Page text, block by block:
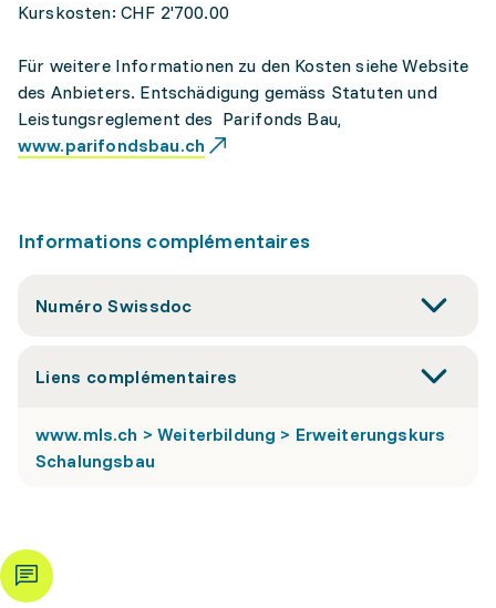
Kurskosten: CHF 2'700.00
Für weitere Informationen zu den Kosten siehe Website
des Anbieters. Entschädigung gemäss Statuten und
Leistungsreglement des Parifonds Bau,
www.parifondsbau.ch
Informations complémentaires
Numéro Swissdoc
Liens complémentaires
www.mls.ch > Weiterbildung > Erweiterungskurs
Schalungsbau